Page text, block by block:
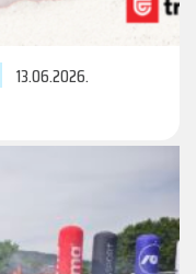
13.06.2026.